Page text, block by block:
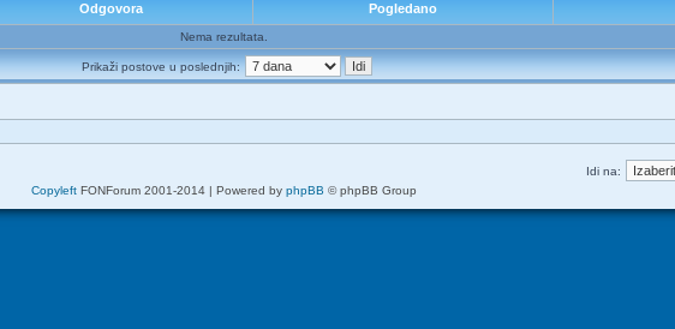
Odgovora Pogledano
Nema rezultata.
Prikaži postove u poslednjih:
Idi na:
CopyleftFONForum 2001-2014 | Powered by phpBB © phpBB Group